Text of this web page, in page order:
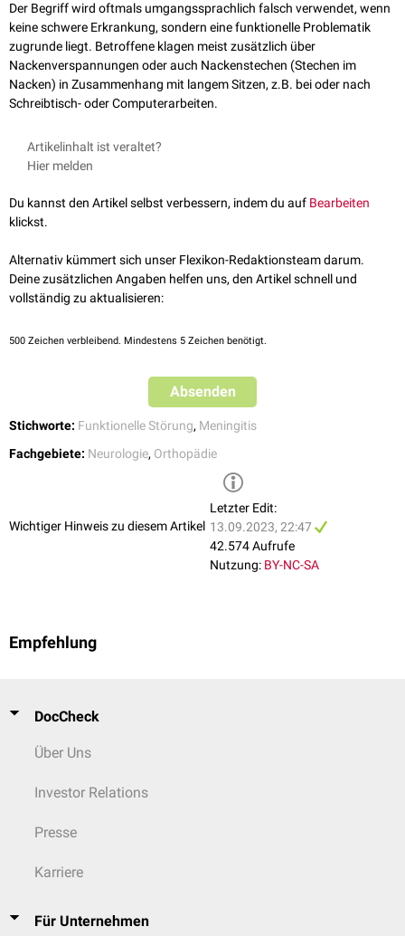
Der Begriff wird oftmals umgangssprachlich falsch verwendet, wenn
keine schwere Erkrankung, sondern eine funktionelle Problematik
zugrunde liegt. Betroffene klagen meist zusätzlich über
Nackenverspannungen oder auch Nackenstechen (Stechen im
Nacken) in Zusammenhang mit langem Sitzen, z.B. bei oder nach
Schreibtisch- oder Computerarbeiten.
Artikelinhalt ist veraltet?
Hier melden
Du kannst den Artikel selbst verbessern, indem du auf Bearbeiten
klickst.
Alternativ kümmert sich unser Flexikon-Redaktionsteam darum.
Deine zusätzlichen Angaben helfen uns, den Artikel schnell und
vollständig zu aktualisieren:
500 Zeichen verbleibend. Mindestens 5 Zeichen benötigt.
Absenden
Stichworte: Funktionelle Störung, Meningitis
Fachgebiete: Neurologie, Orthopädie
Wichtiger Hinweis zu diesem Artikel
Letzter Edit:
13.09.2023, 22:47
42.574 Aufrufe
Nutzung: BY-NC-SA
Empfehlung
DocCheck
Über Uns
Investor Relations
Presse
Karriere
Für Unternehmen